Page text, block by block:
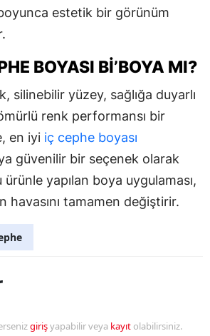
estetik bir görünüm
BOYASI BI’BOYA MI?
silinebilir yüzey, sağlığa duyarlı
renk performansı bir
en iyi iç cephe boyası
güvenilir bir seçenek olarak
ürünle yapılan boya uygulaması,
havasını tamamen değiştirir.
girişyapabilir veya kayıt olabilirsiniz.